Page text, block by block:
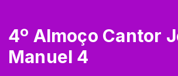
4º Almoço Cantor
Manuel 4